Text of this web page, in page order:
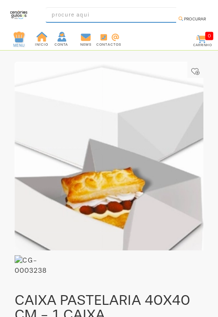
UTENSÍLIOS
DECORAÇÃO
DESCARTÁVEIS
FESTA
PROCURAR
MENU INÍCIO CONTA NEWS CONTACTOS
0
CARRINHO
CAIXA PASTELARIA 40X40